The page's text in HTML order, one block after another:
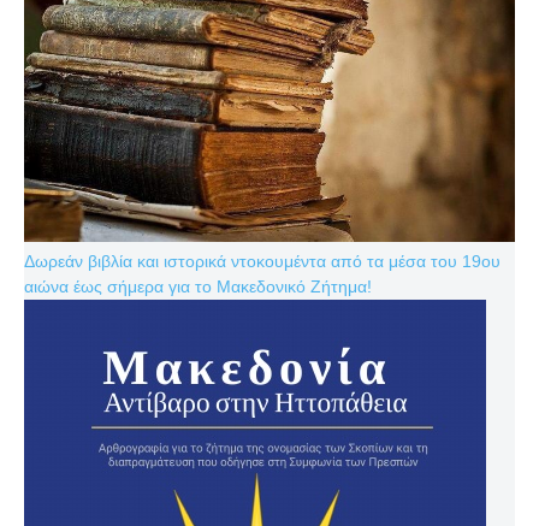
Δωρεάν βιβλία και ιστορικά ντοκουμέντα από τα μέσα του 19ου
αιώνα έως σήμερα για το Μακεδονικό Ζήτημα!